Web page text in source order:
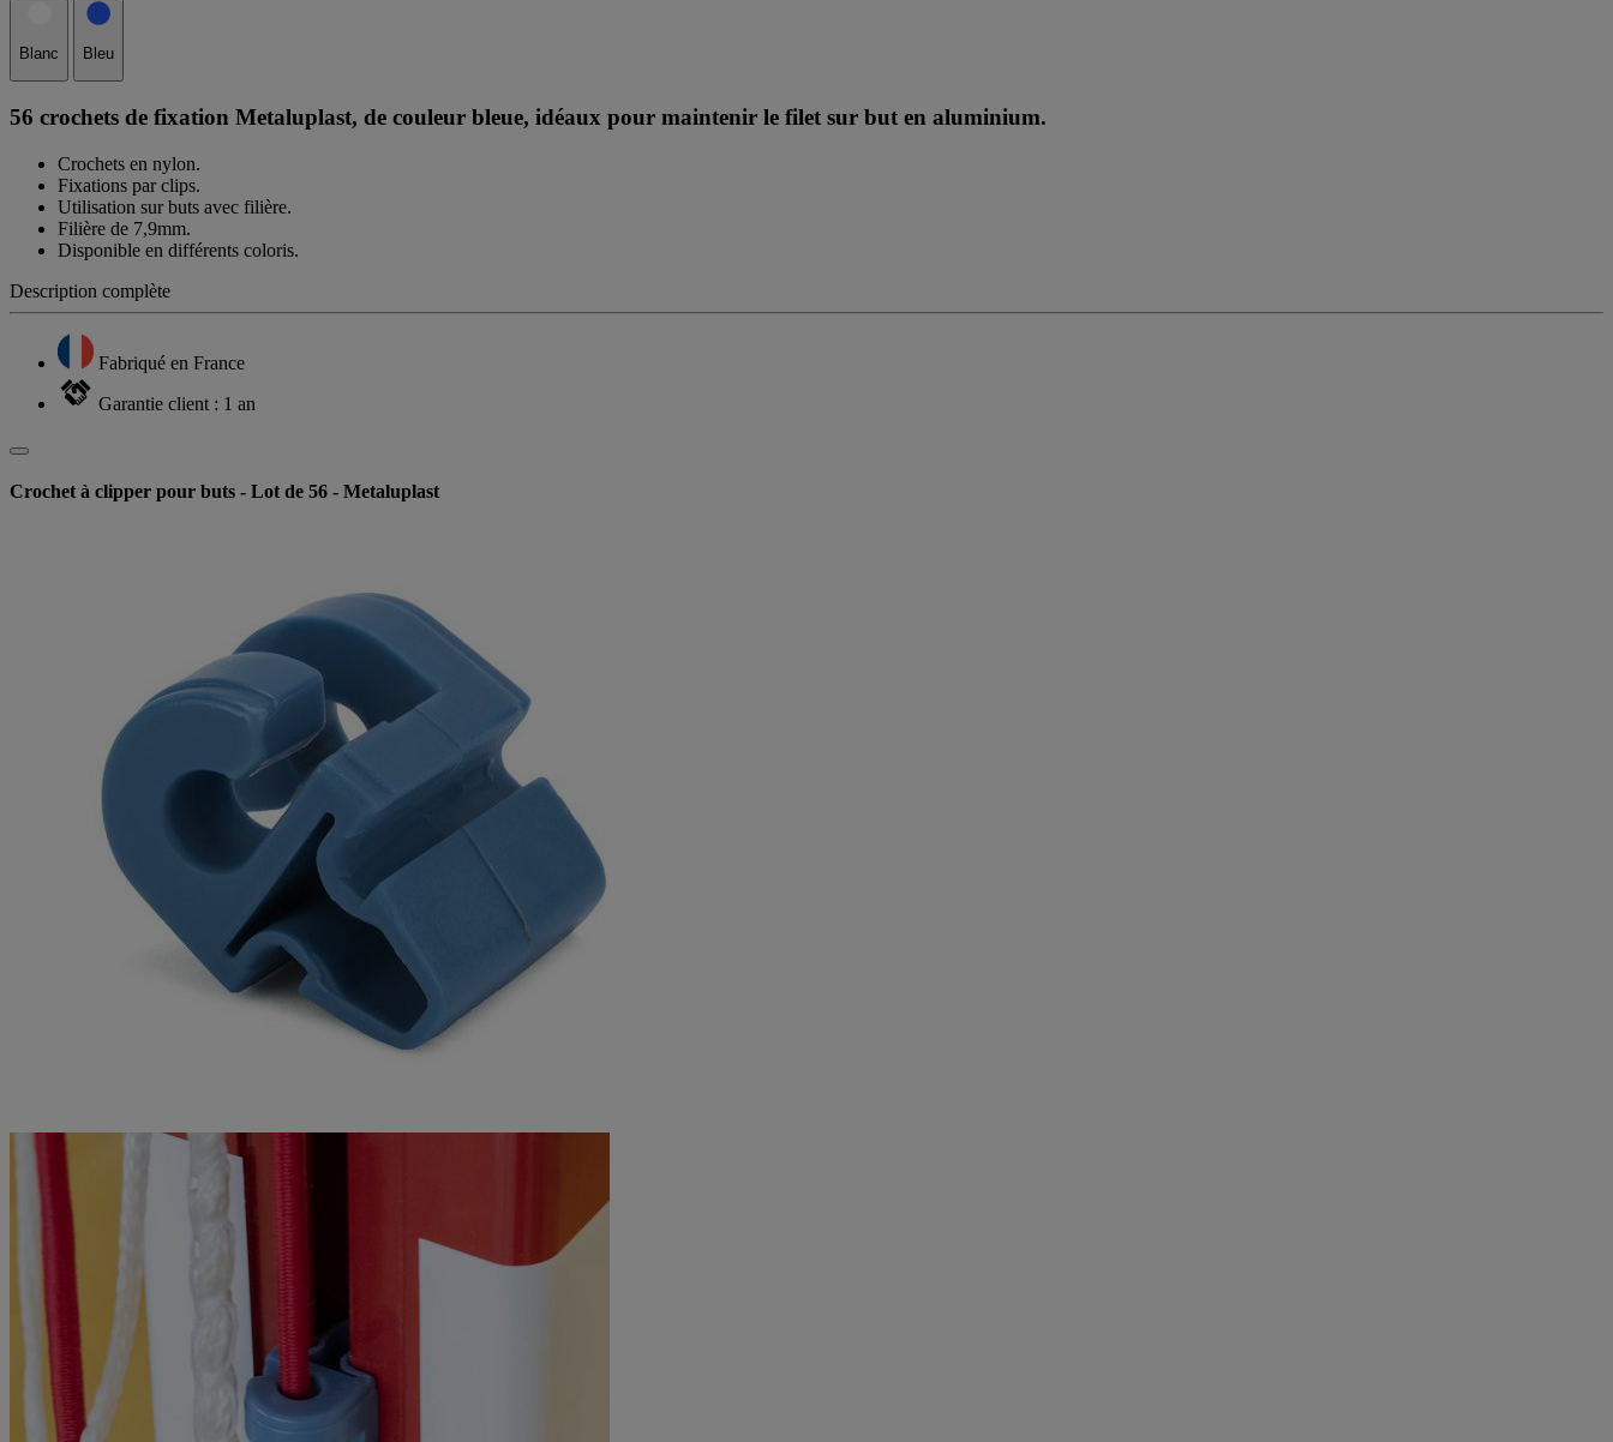
Blanc Bleu
56 crochets de fixation Metaluplast, de couleur bleue, idéaux pour maintenir le filet sur but en aluminium.
Crochets en nylon.
Fixations par clips.
Utilisation sur buts avec filière.
Filière de 7,9mm.
Disponible en différents coloris.
Description complète
Fabriqué en France
Garantie client : 1 an
Crochet à clipper pour buts - Lot de 56 - Metaluplast